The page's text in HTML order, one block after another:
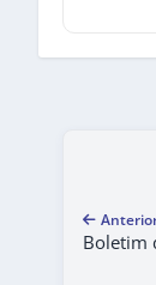
Boletim